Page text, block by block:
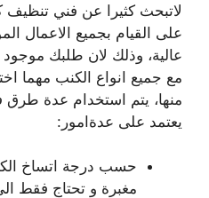
لاتبحث كثيرا عن فني
على القيام بجميع الاعمال
عالية، وذلك لان طلبك موجود
مع جميع انواع الكنب مهما
منها، يتم استخدام عدة
يعتمد على عدةامور:
حسب درجة اتساخ
مغبرة و تحتاج فقط